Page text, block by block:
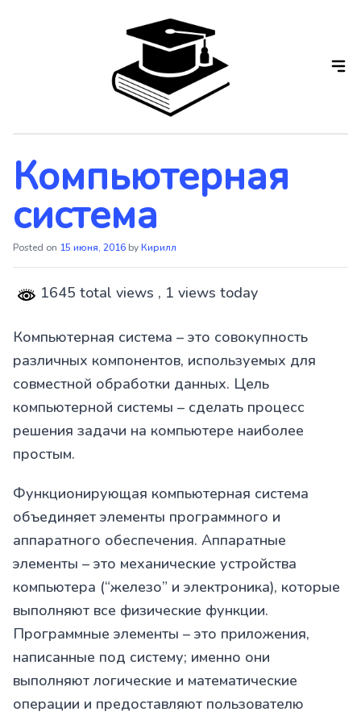
Компьютерная
система
Posted on 15 июня, 2016 byКирилл
1645 total views , 1 views today
Компьютерная система – это совокупность
различных компонентов, используемых для
совместной обработки данных. Цель
компьютерной системы – сделать процесс
решения задачи на компьютере наиболее
простым.
Функционирующая компьютерная система
объединяет элементы программного и
аппаратного обеспечения. Аппаратные
элементы – это механические устройства
компьютера (“железо” и электроника), которые
выполняют все физические функции.
Программные элементы – это приложения,
написанные под систему; именно они
выполняют логические и математические
операции и предоставляют пользователю